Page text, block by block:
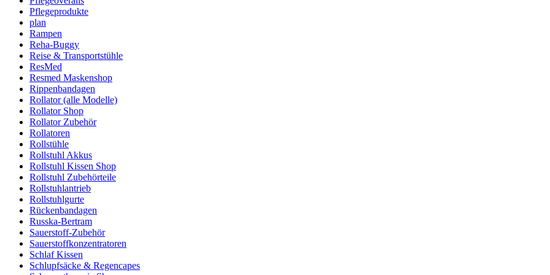
Pflegeprodukte
plan
Rampen
Reha-Buggy
Reise & Transportstühle
ResMed
Resmed Maskenshop
Rippenbandagen
Rollator (alle Modelle)
Rollator Shop
Rollator Zubehör
Rollatoren
Rollstühle
Rollstuhl Akkus
Rollstuhl Kissen Shop
Rollstuhl Zubehörteile
Rollstuhlantrieb
Rollstuhlgurte
Rückenbandagen
Russka-Bertram
Sauerstoff-Zubehör
Sauerstoffkonzentratoren
Schlaf Kissen
Schlupfsäcke & Regencapes